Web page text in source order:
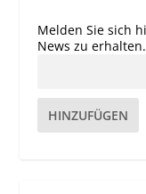
Melden Sie sich
News zu erhalten.
HINZUFÜGEN